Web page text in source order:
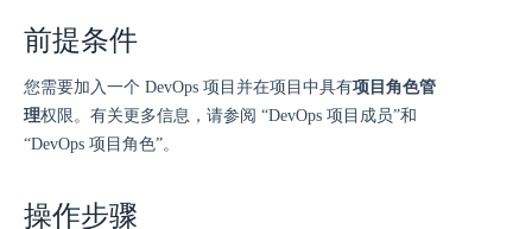
前提条件
您需要加入一个 DevOps 项目并在项目中具有项目角色管
理权限。有关更多信息，请参阅 “DevOps 项目成员”和
“DevOps 项目角色”。
操作步骤